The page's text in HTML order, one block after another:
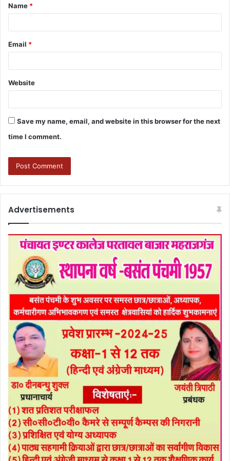
Name *
Email *
Website
Save my name, email, and website in this browser for the next
time I comment.
Advertisements